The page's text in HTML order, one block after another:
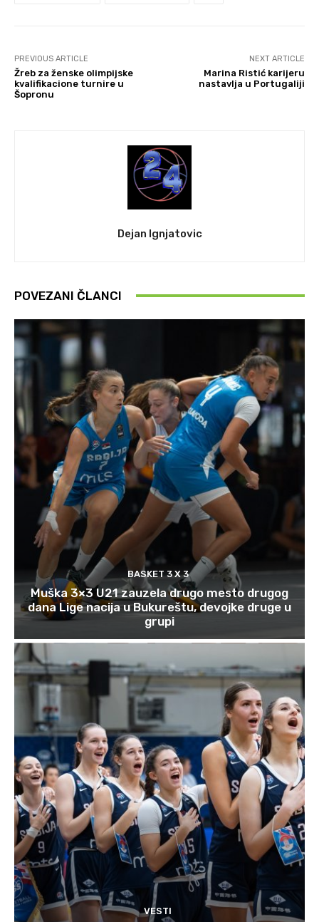
PREVIOUS ARTICLE
Žreb za ženske olimpijske
kvalifikacione turnire u
Šopronu
NEXT ARTICLE
Marina Ristić karijeru
nastavlja u Portugaliji
Dejan Ignjatovic
POVEZANI ČLANCI
BASKET 3 X 3
Muška 3×3 U21 zauzela drugo mesto drugog
dana Lige nacija u Bukureštu, devojke druge u
grupi
VESTI